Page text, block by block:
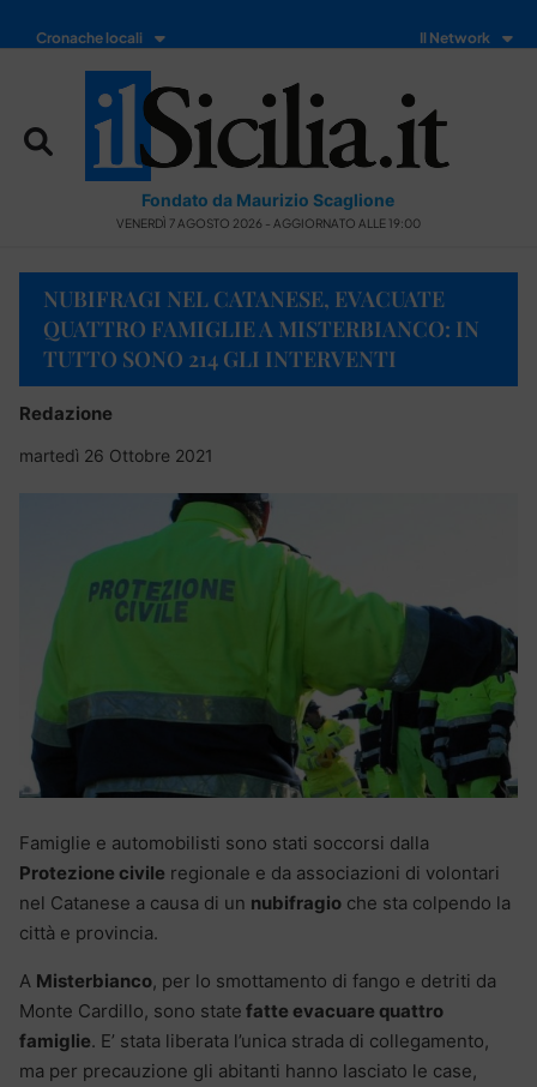
Cronache locali Il Network
Fondato da Maurizio Scaglione
VENERDÌ 7 AGOSTO 2026 - AGGIORNATO ALLE 19:00
NUBIFRAGI NEL CATANESE, EVACUATE
QUATTRO FAMIGLIE A MISTERBIANCO: IN
TUTTO SONO 214 GLI INTERVENTI
Redazione
martedì 26 Ottobre 2021
Famiglie e automobilisti sono stati soccorsi dalla
Protezione civile regionale e da associazioni di volontari
nel Catanese a causa di un nubifragio che sta colpendo la
città e provincia.
A Misterbianco, per lo smottamento di fango e detriti da
Monte Cardillo, sono state fatte evacuare quattro
famiglie. E’ stata liberata l’unica strada di collegamento,
ma per precauzione gli abitanti hanno lasciato le case,